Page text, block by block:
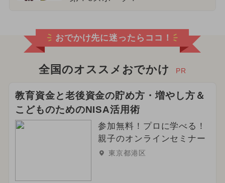
おでかけ先に迷ったらココ！
全国のオススメおでかけ PR
教育資金と老後資金の貯め方・増やし方＆
こどものためのNISA活用術
参加無料！プロに学べる！
親子のオンラインセミナー
東京都港区